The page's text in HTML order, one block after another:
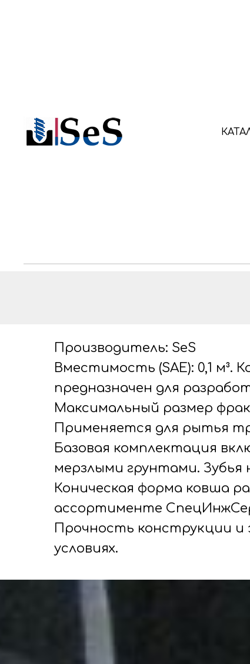
Главная Навесное оборудование
Ковши
Производитель: SeS
Вместимость (SAE): 0,1
предназначен для
Максимальный размер
Применяется для рытья
Базовая комплектация
мерзлыми грунтами. Зубья
Коническая форма ковша
ассортименте
Прочность конструкции и
условиях.